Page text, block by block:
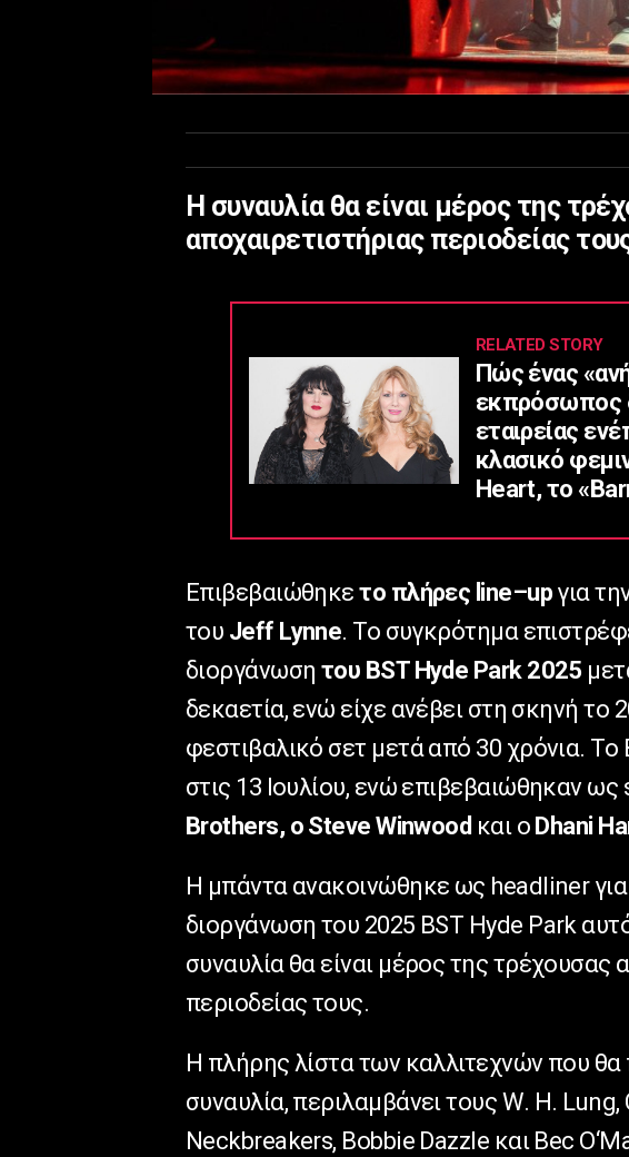
H συναυλία θα είναι μέρος της
αποχαιρετιστήριας περιοδείας
RELATED STORY
Πώς ένας
εκπρόσωπος
εταιρείας
κλασικό
Heart, το
Επιβεβαιώθηκετο πλήρες line–upγια
του Jeff Lynne. Το συγκρότημα
διοργάνωση του BST Hyde Park 2025
δεκαετία, ενώ είχε ανέβει στη σκηνή το
φεστιβαλικό σετ μετά από 30 χρόνια. Το
στις 13 Ιουλίου, ενώ επιβεβαιώθηκαν ως
Brothers, ο Steve Winwood και ο Dhani
Η μπάντα ανακοινώθηκε ως headliner
διοργάνωση του 2025 BST Hyde Park
συναυλία θα είναι μέρος της τρέχουσας
περιοδείας τους.
Η πλήρης λίστα των καλλιτεχνών που θα
συναυλία, περιλαμβάνει τους W. H. Lung,
Neckbreakers, Bobbie Dazzle και Bec O‘